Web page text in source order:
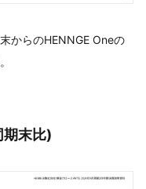
からのHENNGE Oneの
期末⽐)